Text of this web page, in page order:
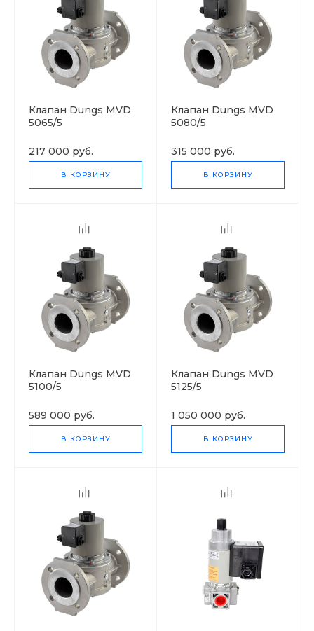
Клапан Dungs MVD
5065/5
217 000 руб.
В КОРЗИНУ
Клапан Dungs MVD
5080/5
315 000 руб.
В КОРЗИНУ
Клапан Dungs MVD
5100/5
589 000 руб.
В КОРЗИНУ
Клапан Dungs MVD
5125/5
1 050 000 руб.
В КОРЗИНУ